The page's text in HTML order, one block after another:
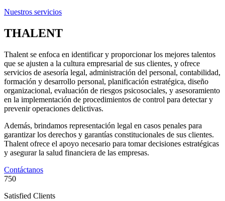
Nuestros servicios
THALENT
Thalent se enfoca en identificar y proporcionar los mejores talentos
que se ajusten a la cultura empresarial de sus clientes, y ofrece
servicios de asesoría legal, administración del personal, contabilidad,
formación y desarrollo personal, planificación estratégica, diseño
organizacional, evaluación de riesgos psicosociales, y asesoramiento
en la implementación de procedimientos de control para detectar y
prevenir operaciones delictivas.
Además, brindamos representación legal en casos penales para
garantizar los derechos y garantías constitucionales de sus clientes.
Thalent ofrece el apoyo necesario para tomar decisiones estratégicas
y asegurar la salud financiera de las empresas.
Contáctanos
750
Satisfied Clients